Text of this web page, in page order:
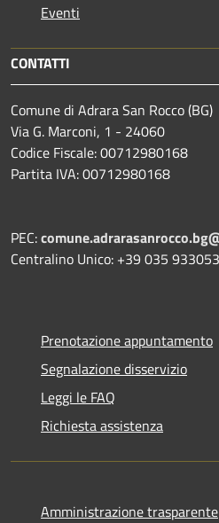
Eventi
CONTATTI
Comune di Adrara San Rocco (BG)
Via G. Marconi, 1 - 24060
Codice Fiscale: 00712980168
Partita IVA: 00712980168
PEC:
Centralino Unico: +39 035 933053
Prenotazione appuntamento
Segnalazione disservizio
Leggi le FAQ
Richiesta assistenza
Amministrazione trasparente